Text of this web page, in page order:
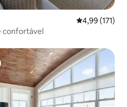
4,99 de uma
4,99 (171)